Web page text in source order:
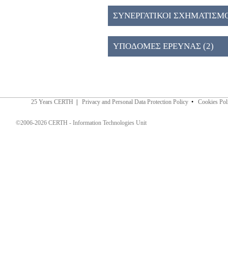
ΑΝΑΠΤΥΞΗΣ &
ΣΥΝΕΡΓΑΤΙΚΟΙ
ΠΡΟΣΚΛΗΣΗ 026ΚΕ (2)
ΥΠΟΔΟΜΕΣ ΕΡΕΥΝΑΣ (2)
25 Years CERTH Privacy and Personal Data Protection Policy • Cookies
©2006-2026 CERTH - Information Technologies Unit